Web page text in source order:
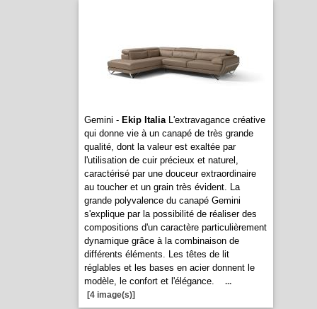
Gemini - Ekip ItaliaL'extravagance créative
qui donne vie à un canapé de très grande
qualité, dont la valeur est exaltée par
l'utilisation de cuir précieux et naturel,
caractérisé par une douceur extraordinaire
au toucher et un grain très évident. La
grande polyvalence du canapé Gemini
s'explique par la possibilité de réaliser des
compositions d'un caractère particulièrement
dynamique grâce à la combinaison de
différents éléments. Les têtes de lit
réglables et les bases en acier donnent le
modèle, le confort et l'élégance.
...
[4 image(s)]